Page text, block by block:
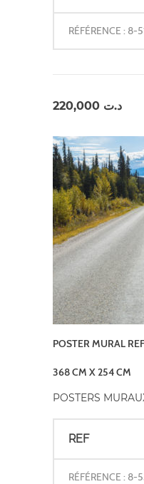
RÉFÉRENCE : 8-
د.ت
POSTER MURAL
368 CM X 254 CM
POSTERS
REF
RÉFÉRENCE : 8-